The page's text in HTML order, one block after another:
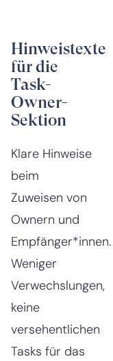
Hinweistexte
für die
Task-
Owner-
Sektion
Klare Hinweise
beim
Zuweisen von
Ownern und
Empfänger*innen.
Weniger
Verwechslungen,
keine
versehentlichen
Tasks für das